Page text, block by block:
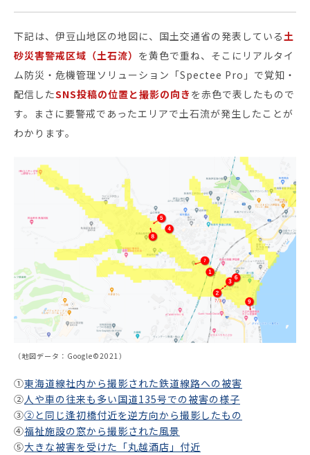
企業情報
ニュース
経営チーム
沿革
会社概要
採用情報
お問い合わせ
お役立ち資料
下記は、伊豆山地区の地図に、国土交通省の発表している土
砂災害警戒区域（土石流） を黄色で重ね、そこにリアルタイ
ム防災・危機管理ソリューション「Spectee Pro」で覚知・
配信したSNS投稿の位置と撮影の向き を赤色で表したもので
す。まさに要警戒であったエリアで土石流が発生したことが
わかります。
（地図データ：Google©2021）
①東海道線社内から撮影された鉄道線路への被害
②人や車の往来も多い国道135号での被害の様子
③②と同じ逢初橋付近を逆方向から撮影したもの
④福祉施設の窓から撮影された風景
⑤大きな被害を受けた「丸越酒店」付近